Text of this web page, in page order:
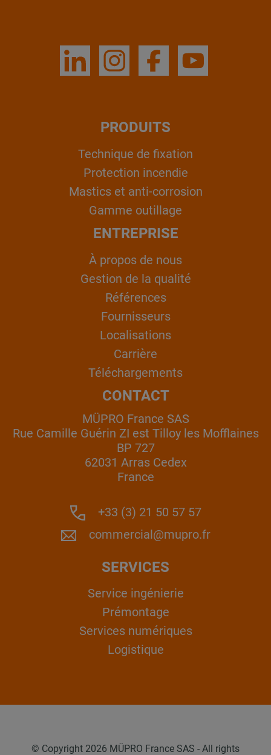
PRODUITS
Technique de fixation
Protection incendie
Mastics et anti-corrosion
Gamme outillage
ENTREPRISE
À propos de nous
Gestion de la qualité
Références
Fournisseurs
Localisations
Carrière
Téléchargements
CONTACT
MÜPRO France SAS
Rue Camille Guérin ZI est Tilloy les Mofflaines
BP 727
62031 Arras Cedex
France
+33 (3) 21 50 57 57
commercial@mupro.fr
SERVICES
Service ingénierie
Prémontage
Services numériques
Logistique
© Copyright 2026 MÜPRO France SAS - All rights